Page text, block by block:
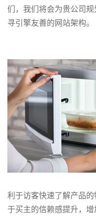
们，我们将会为贵公司
寻引擎友善的网站架构。
利于访客快速了解产品
于买主的信赖感提升，